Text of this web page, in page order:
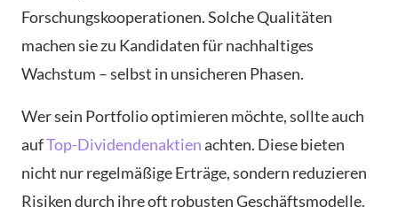
Forschungskooperationen. Solche Qualitäten
machen sie zu Kandidaten für nachhaltiges
Wachstum – selbst in unsicheren Phasen.
Wer sein Portfolio optimieren möchte, sollte auch
aufTop-Dividendenaktienachten. Diese bieten
nicht nur regelmäßige Erträge, sondern reduzieren
Risiken durch ihre oft robusten Geschäftsmodelle.